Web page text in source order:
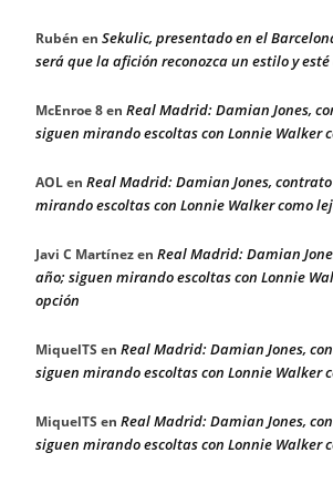
Rubén en Sekulic, presentado en el
será que la afición reconozca un estilo y
McEnroe 8en Real Madrid: Damian Jones,
siguen mirando escoltas con Lonnie Walker
AOLen Real Madrid: Damian Jones,
mirando escoltas con Lonnie Walker como
Javi C Martínezen Real Madrid: Damian
año; siguen mirando escoltas con Lonnie
opción
MiquelTS en Real Madrid: Damian Jones,
siguen mirando escoltas con Lonnie Walker
MiquelTS en Real Madrid: Damian Jones,
siguen mirando escoltas con Lonnie Walker